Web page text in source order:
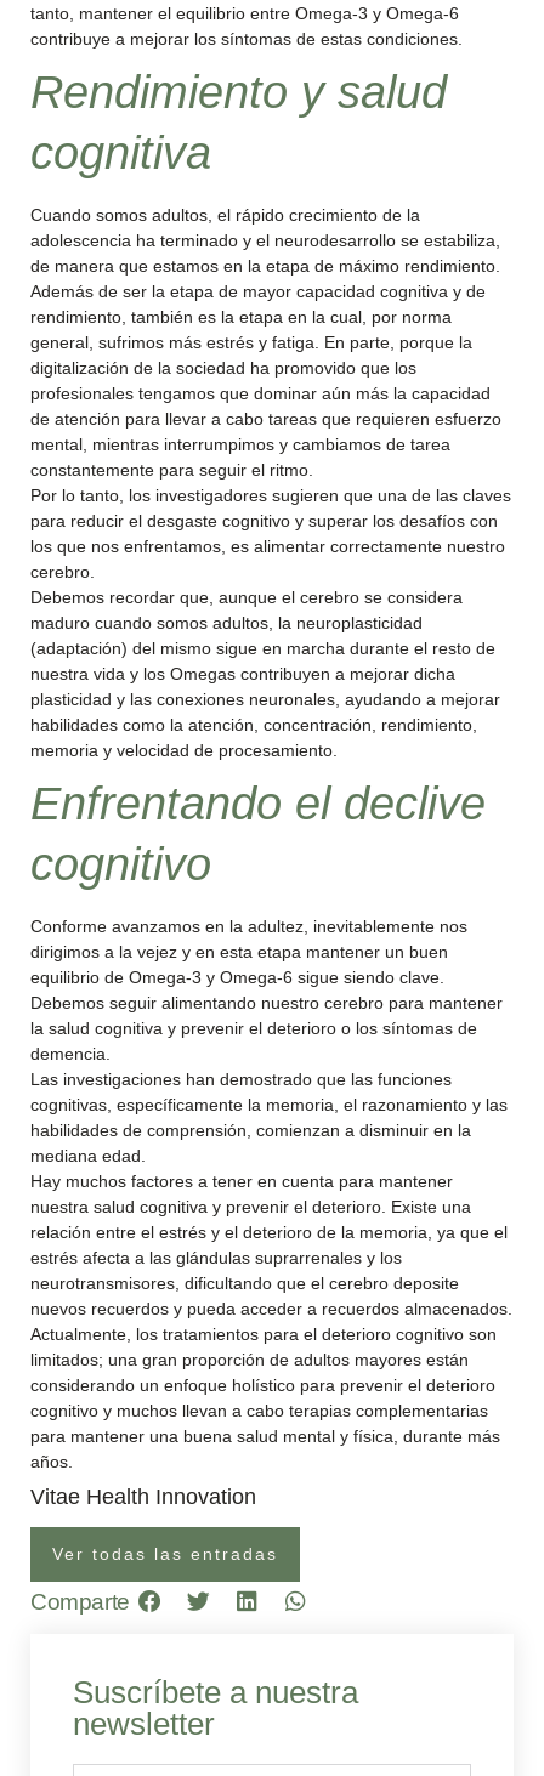
tanto, mantener el equilibrio entre Omega-3 y Omega-6
contribuye a mejorar los síntomas de estas condiciones.
Rendimiento y salud
cognitiva
Cuando somos adultos, el rápido crecimiento de la
adolescencia ha terminado y el neurodesarrollo se estabiliza,
de manera que estamos en la etapa de máximo rendimiento.
Además de ser la etapa de mayor capacidad cognitiva y de
rendimiento, también es la etapa en la cual, por norma
general, sufrimos más estrés y fatiga. En parte, porque la
digitalización de la sociedad ha promovido que los
profesionales tengamos que dominar aún más la capacidad
de atención para llevar a cabo tareas que requieren esfuerzo
mental, mientras interrumpimos y cambiamos de tarea
constantemente para seguir el ritmo.
Por lo tanto, los investigadores sugieren que una de las claves
para reducir el desgaste cognitivo y superar los desafíos con
los que nos enfrentamos, es alimentar correctamente nuestro
cerebro.
Debemos recordar que, aunque el cerebro se considera
maduro cuando somos adultos, la neuroplasticidad
(adaptación) del mismo sigue en marcha durante el resto de
nuestra vida y los Omegas contribuyen a mejorar dicha
plasticidad y las conexiones neuronales, ayudando a mejorar
habilidades como la atención, concentración, rendimiento,
memoria y velocidad de procesamiento.
Enfrentando el declive
cognitivo
Conforme avanzamos en la adultez, inevitablemente nos
dirigimos a la vejez y en esta etapa mantener un buen
equilibrio de Omega-3 y Omega-6 sigue siendo clave.
Debemos seguir alimentando nuestro cerebro para mantener
la salud cognitiva y prevenir el deterioro o los síntomas de
demencia.
Las investigaciones han demostrado que las funciones
cognitivas, específicamente la memoria, el razonamiento y las
habilidades de comprensión, comienzan a disminuir en la
mediana edad.
Hay muchos factores a tener en cuenta para mantener
nuestra salud cognitiva y prevenir el deterioro. Existe una
relación entre el estrés y el deterioro de la memoria, ya que el
estrés afecta a las glándulas suprarrenales y los
neurotransmisores, dificultando que el cerebro deposite
nuevos recuerdos y pueda acceder a recuerdos almacenados.
Actualmente, los tratamientos para el deterioro cognitivo son
limitados; una gran proporción de adultos mayores están
considerando un enfoque holístico para prevenir el deterioro
cognitivo y muchos llevan a cabo terapias complementarias
para mantener una buena salud mental y física, durante más
años.
Vitae Health Innovation
Ver todas las entradas
Comparte
Suscríbete a nuestra
newsletter